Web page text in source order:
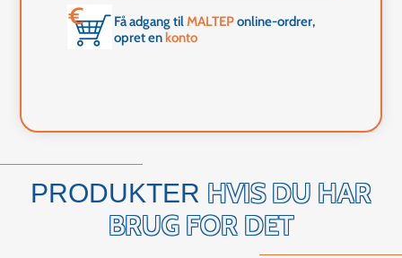
Få adgang tilMALTEPonline-ordrer,
opret en konto
PRODUKTER HVIS DU HAR
BRUG FOR DET